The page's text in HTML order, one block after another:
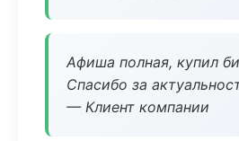
Афиша полная, купил
Спасибо за
— Клиент компании